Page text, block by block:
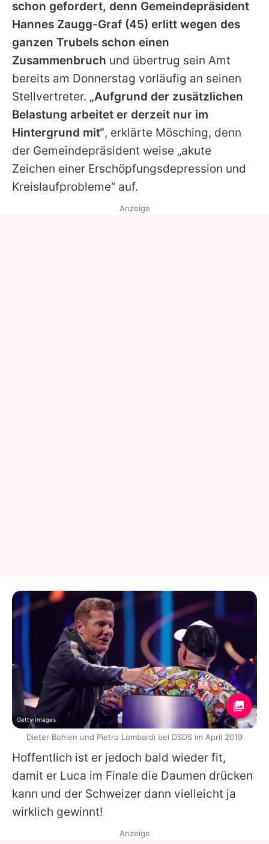
schon gefordert, denn Gemeindepräsident
Hannes Zaugg-Graf (45) erlitt wegen des
ganzen Trubels schon einen
Zusammenbruch und übertrug sein Amt
bereits am Donnerstag vorläufig an seinen
Stellvertreter. „Aufgrund der zusätzlichen
Belastung arbeitet er derzeit nur im
Hintergrund mit“, erklärte Mösching, denn
der Gemeindepräsident weise „akute
Zeichen einer Erschöpfungsdepression und
Kreislaufprobleme“ auf.
Hoffentlich ist er jedoch bald wieder fit,
damit er Luca im Finale die Daumen drücken
kann und der Schweizer dann vielleicht ja
wirklich gewinnt!
Anzeige
Getty Images
Dieter Bohlen und Pietro Lombardi bei DSDS im April 2019
Anzeige